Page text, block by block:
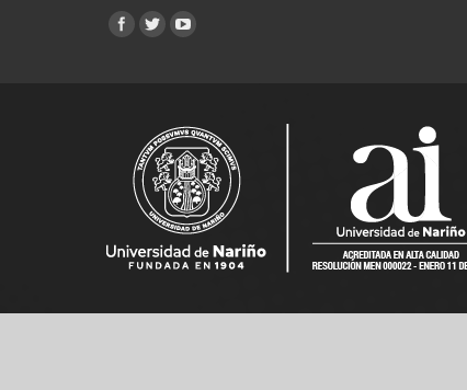
Encuéntranos en: